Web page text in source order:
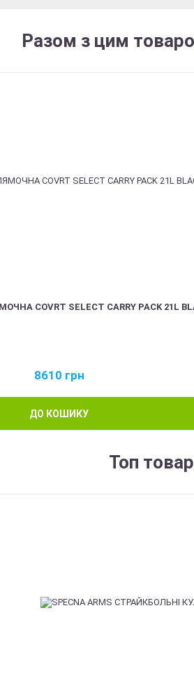
Разом з цим
COVRT SELECT CARRY PACK 21L
8610 грн
ДО КОШИКУ
Топ